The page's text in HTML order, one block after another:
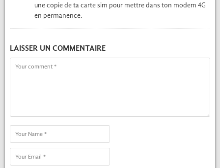
une copie de ta carte sim pour met­tre dans ton modem 4G
en per­ma­nence.
LAISSER UN COMMENTAIRE
Comment
Name
Email